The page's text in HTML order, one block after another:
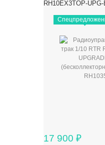
RH10EX3TOP-UPG-
17 900 ₽